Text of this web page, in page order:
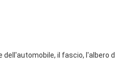
il fascio, l'albero